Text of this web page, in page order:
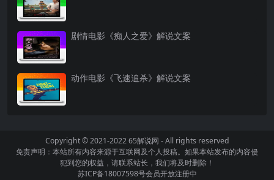
剧情电影《痴人之爱》解说文案
动作电影《飞速追杀》解说文案
Copyright © 2021-202265解说网 - All rights reserved
免责声明：本站所有内容来源于互联网及个人投稿。如果本站发布的内容侵
犯到您的权益，请联系站长，我们将及时删除！
苏ICP备18007598号会员开放注册中